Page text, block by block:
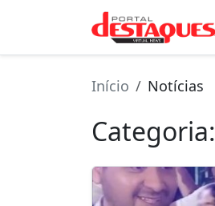
Início Notícias
Categoria: